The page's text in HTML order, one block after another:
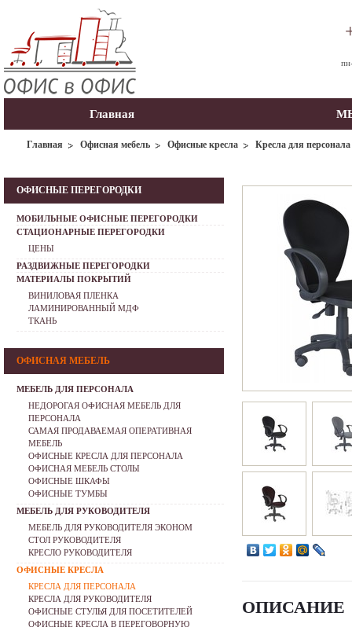
Главная
Главная Офисная мебель Офисные кресла Кресла для персонала
ОПИСАНИЕ
ОФИСНЫЕ ПЕРЕГОРОДКИ
МОБИЛЬНЫЕ ОФИСНЫЕ ПЕРЕГОРОДКИ
СТАЦИОНАРНЫЕ ПЕРЕГОРОДКИ
ЦЕНЫ
РАЗДВИЖНЫЕ ПЕРЕГОРОДКИ
МАТЕРИАЛЫ ПОКРЫТИЙ
ВИНИЛОВАЯ ПЛЕНКА
ЛАМИНИРОВАННЫЙ МДФ
ТКАНЬ
ОФИСНАЯ МЕБЕЛЬ
МЕБЕЛЬ ДЛЯ ПЕРСОНАЛА
НЕДОРОГАЯ ОФИСНАЯ МЕБЕЛЬ ДЛЯ
ПЕРСОНАЛА
САМАЯ ПРОДАВАЕМАЯ ОПЕРАТИВНАЯ
МЕБЕЛЬ
ОФИСНЫЕ КРЕСЛА ДЛЯ ПЕРСОНАЛА
ОФИСНАЯ МЕБЕЛЬ СТОЛЫ
ОФИСНЫЕ ШКАФЫ
ОФИСНЫЕ ТУМБЫ
МЕБЕЛЬ ДЛЯ РУКОВОДИТЕЛЯ
МЕБЕЛЬ ДЛЯ РУКОВОДИТЕЛЯ ЭКОНОМ
СТОЛ РУКОВОДИТЕЛЯ
КРЕСЛО РУКОВОДИТЕЛЯ
ОФИСНЫЕ КРЕСЛА
КРЕСЛА ДЛЯ ПЕРСОНАЛА
КРЕСЛА ДЛЯ РУКОВОДИТЕЛЯ
ОФИСНЫЕ СТУЛЬЯ ДЛЯ ПОСЕТИТЕЛЕЙ
ОФИСНЫЕ КРЕСЛА В ПЕРЕГОВОРНУЮ